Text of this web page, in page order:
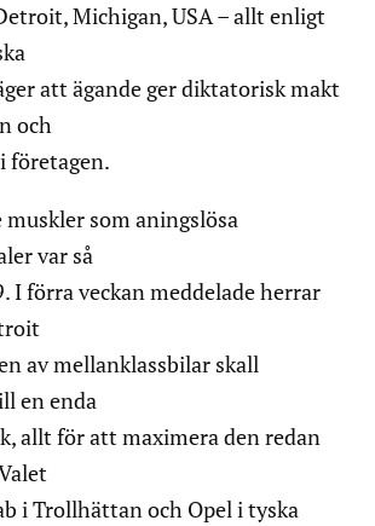
Michigan, USA – allt enligt
att ägande ger diktatorisk makt
och
företagen.
muskler som aningslösa
var så
I förra veckan meddelade herrar
av mellanklassbilar skall
en enda
allt för att maximera den redan
i Trollhättan och Opel i tyska